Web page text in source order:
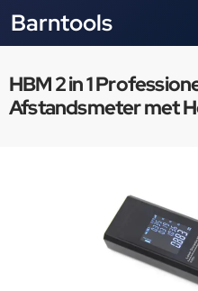
Barntools
HBM 2 in 1
Afstandsmeter met